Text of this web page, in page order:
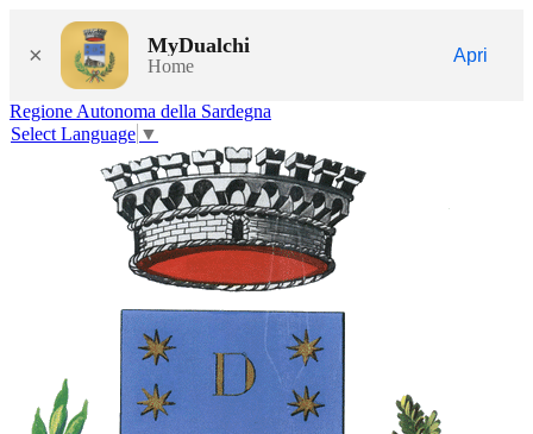
× MyDualchi
Home
Apri
Regione Autonoma della Sardegna
Select Language ▼